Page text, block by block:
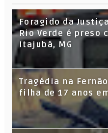
Foragido da
Rio Verde é preso
Itajubá, MG
Tragédia na
filha de 17 anos